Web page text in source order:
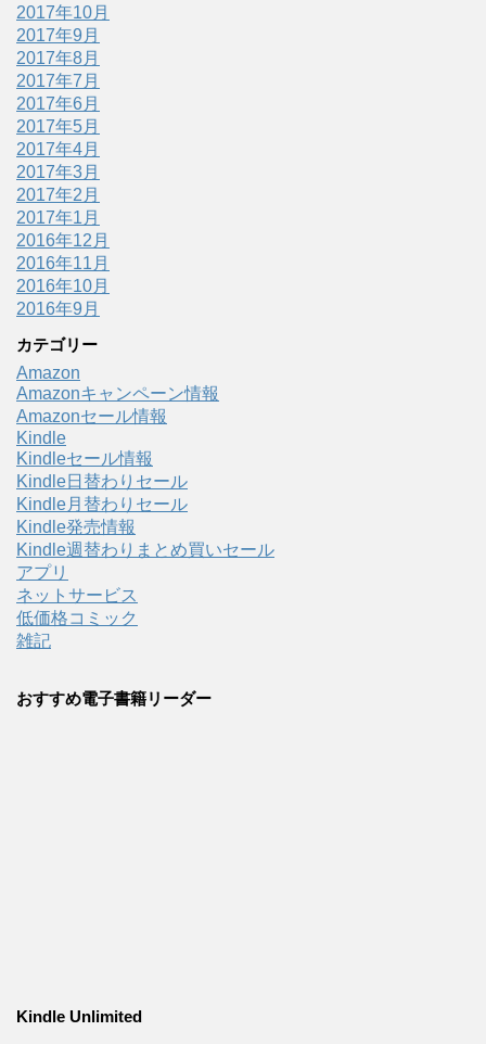
2017年10月
2017年9月
2017年8月
2017年7月
2017年6月
2017年5月
2017年4月
2017年3月
2017年2月
2017年1月
2016年12月
2016年11月
2016年10月
2016年9月
カテゴリー
Amazon
Amazonキャンペーン情報
Amazonセール情報
Kindle
Kindleセール情報
Kindle日替わりセール
Kindle月替わりセール
Kindle発売情報
Kindle週替わりまとめ買いセール
アプリ
ネットサービス
低価格コミック
雑記
おすすめ電子書籍リーダー
Kindle Unlimited